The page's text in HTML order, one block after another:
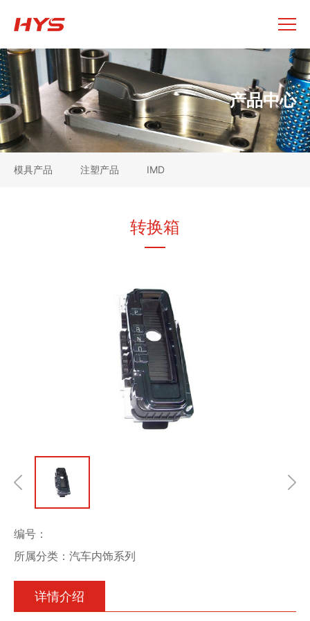
产品中心
模具产品 注塑产品 IMD
转换箱
编号：
所属分类：汽车内饰系列
详情介绍